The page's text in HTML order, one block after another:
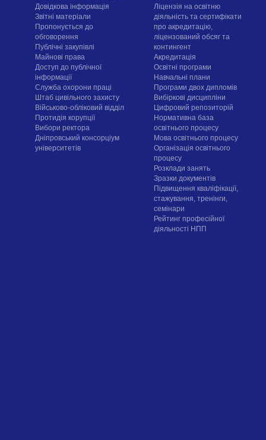
Довідкова інформація
Звітні матеріали
Пропонується до
обговорення
Публічні закупівлі
Майнові права
Доступ до публічної
інформації
Служба охорони праці
Штаб цивільного захисту
Військово-обліковий відділ
Протидія корупції
Вибори ректора
Дніпровський консорціум
університетів
Ліцензія на освітню
діяльність та сертифікати
про акредитацію,
ліцензований обсяг та
контингент
Акредитація
Освітні програми
Навчальні плани
Програми двох дипломів
Вибіркові дисципліни
Цифровий репозиторій
Нормативна база
освітнього процесу
Мова освітнього процесу
Організація освітнього
процесу
Розклади занять
Зразки документів
Підвищення кваліфікації,
стажування, тренінги,
семінари
Рейтинг професійної
діяльності НПП